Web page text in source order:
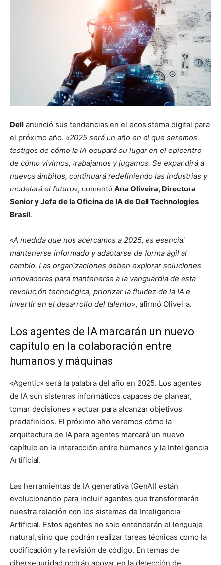
Dell anunció sus tendencias en el ecosistema digital para
el próximo año. «2025 será un año en el que seremos
testigos de cómo la IA ocupará su lugar en el epicentro
de cómo vivimos, trabajamos y jugamos. Se expandirá a
nuevos ámbitos, continuará redefiniendo las industrias y
modelará el futuro«, comentó Ana Oliveira, Directora
Senior y Jefa de la Oficina de IA de Dell Technologies
Brasil.
«A medida que nos acercamos a 2025, es esencial
mantenerse informado y adaptarse de forma ágil al
cambio. Las organizaciones deben explorar soluciones
innovadoras para mantenerse a la vanguardia de esta
revolución tecnológica, priorizar la fluidez de la IA e
invertir en el desarrollo del talento», afirmó Oliveira.
Los agentes de IA marcarán un nuevo
capítulo en la colaboración entre
humanos y máquinas
«Agentic» será la palabra del año en 2025. Los agentes
de IA son sistemas informáticos capaces de planear,
tomar decisiones y actuar para alcanzar objetivos
predefinidos. El próximo año veremos cómo la
arquitectura de IA para agentes marcará un nuevo
capítulo en la interacción entre humanos y la Inteligencia
Artificial.
Las herramientas de IA generativa (GenAI) están
evolucionando para incluir agentes que transformarán
nuestra relación con los sistemas de Inteligencia
Artificial. Estos agentes no solo entenderán el lenguaje
natural, sino que podrán realizar tareas técnicas como la
codificación y la revisión de código. En temas de
ciberseguridad podrán apoyar en la detección de